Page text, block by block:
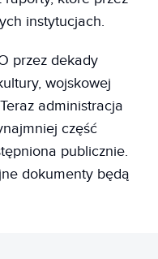
instytucjach.
przez dekady
wojskowej
administracja
część
publicznie.
dokumenty będą